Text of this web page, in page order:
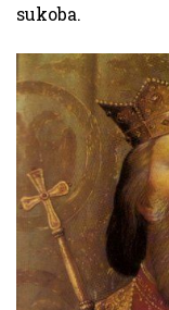
sukoba.